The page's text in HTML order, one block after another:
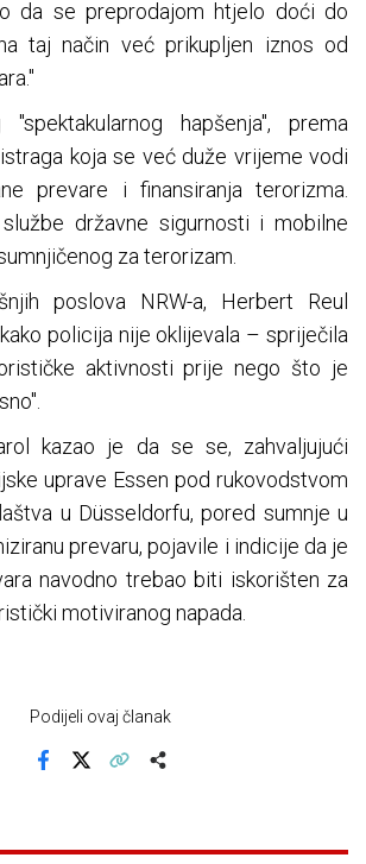
da se preprodajom htjelo doći do
taj način već prikupljen iznos od
hapšenja", prema
koja se već duže vrijeme vodi
prevare i finansiranja terorizma.
državne sigurnosti i mobilne
za terorizam.
poslova NRW-a, Herbert Reul
policija nije oklijevala – spriječila
aktivnosti prije nego što je
kazao je da se se, zahvaljujući
uprave Essen pod rukovodstvom
u Düsseldorfu, pored sumnje u
prevaru, pojavile i indicije da je
navodno trebao biti iskorišten za
motiviranog napada.
Podijeli ovaj članak